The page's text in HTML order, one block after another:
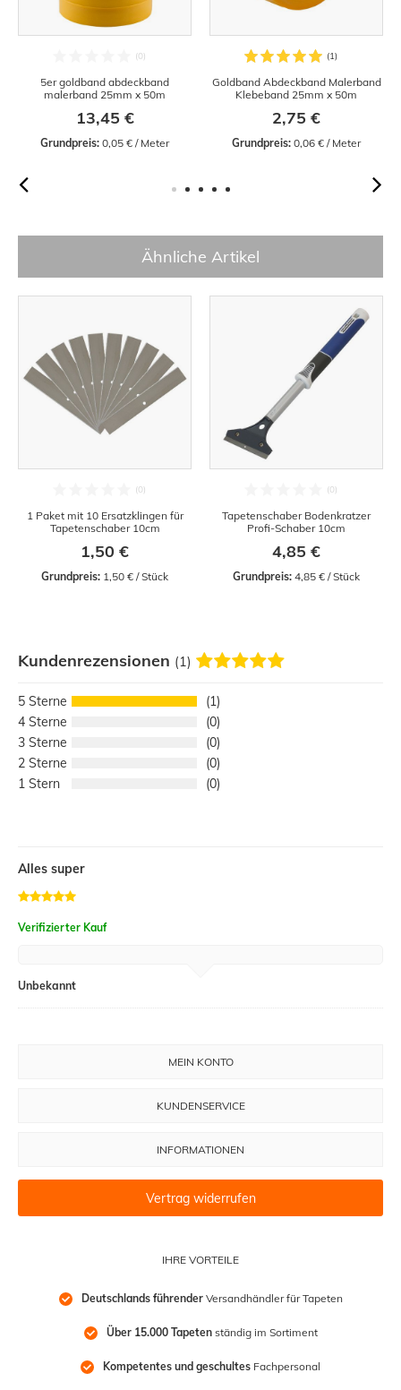
5er goldband abdeckband
malerband 25mm x 50m
13,45 €
Grundpreis: 0,05 € / Meter
Goldband Abdeckband Malerband
Klebeband 25mm x 50m
2,75 €
Grundpreis: 0,06 € / Meter
Ähnliche Artikel
1 Paket mit 10 Ersatzklingen für
Tapetenschaber 10cm
1,50 €
Grundpreis: 1,50 € / Stück
Tapetenschaber Bodenkratzer
Profi-Schaber 10cm
4,85 €
Grundpreis: 4,85 € / Stück
Kundenrezensionen (1)
5
1
4
0
3
0
2
0
1
0
Alles super
Verifizierter Kauf
Unbekannt
IHRE VORTEILE
Deutschlands führender Versandhändler für Tapeten
Über 15.000 Tapeten ständig im Sortiment
Kompetentes und geschultes Fachpersonal
MEIN KONTO
KUNDENSERVICE
INFORMATIONEN
Vertrag widerrufen